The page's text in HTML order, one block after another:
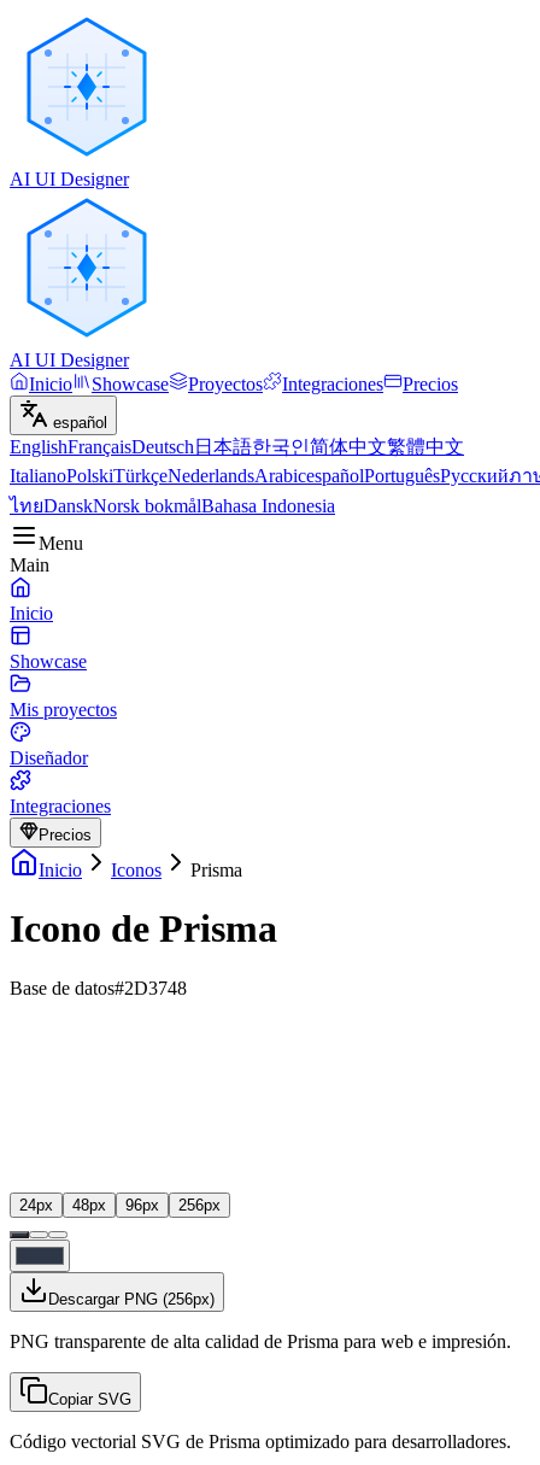
AI UI Designer
AI UI Designer
Inicio
Showcase Proyectos Integraciones Precios
español
EnglishFrançaisDeutsch 日本語한국인简体中文繁體中文
ItalianoPolskiTürkçeNederlandsArabicespañolPortuguêsРусскийภา
ไทยDanskNorsk bokmålBahasa Indonesia
Menu
Main
Inicio
Showcase
Mis proyectos
Diseñador
Integraciones
Precios
Inicio Iconos Prisma
Icono de Prisma
Base de datos#2D3748
24px 48px 96px 256px
Descargar PNG (256px)
PNG transparente de alta calidad de Prisma para web e impresión.
Copiar SVG
Código vectorial SVG de Prisma optimizado para desarrolladores.